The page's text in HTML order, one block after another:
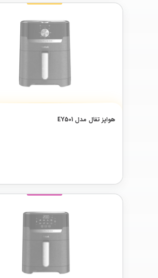
هواپز تفال مدل EY501